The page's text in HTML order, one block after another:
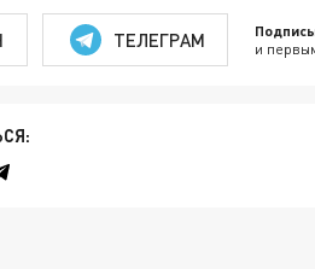
ТЕЛЕГРАМ и